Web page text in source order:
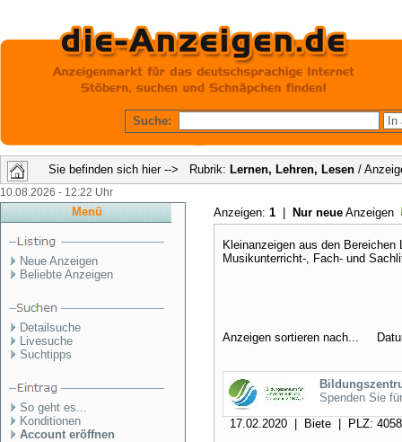
Suche:
Sie befinden sich hier --> Rubrik: Lernen, Lehren, Lesen /
10.08.2026 - 12:22 Uhr
Menü
Neue Anzeigen
Beliebte Anzeigen
Detailsuche
Livesuche
Suchtipps
So geht es...
Konditionen
Account eröffnen
Anzeigen: 1 Nur neue Anzeigen
Kleinanzeigen aus den
Musikunterricht-, Fach- und
Anzeigen sortieren nach...
Spenden Sie
17.02.2020 | Biete | PLZ: